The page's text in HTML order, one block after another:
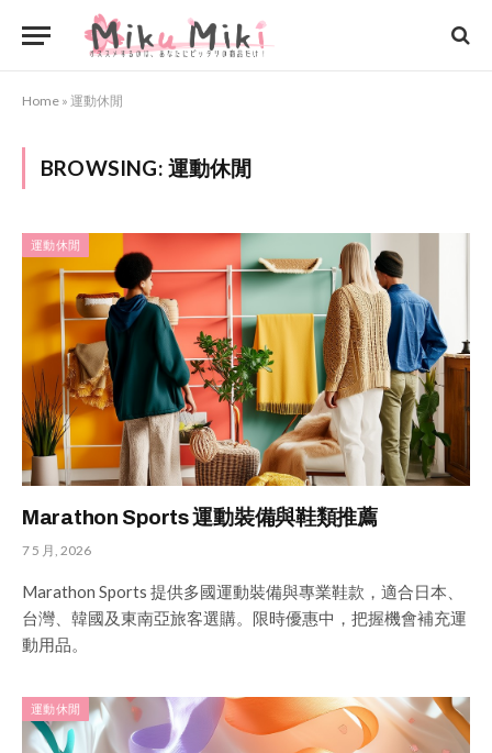
Home » 運動休閒
BROWSING: 運動休閒
運動休閒
Marathon Sports 運動裝備與鞋類推薦
7 5 月, 2026
Marathon Sports 提供多國運動裝備與專業鞋款，適合日本、
台灣、韓國及東南亞旅客選購。限時優惠中，把握機會補充運
動用品。
運動休閒